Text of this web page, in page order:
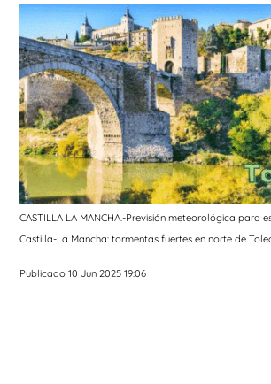
CASTILLA LA MANCHA.-Previsión meteorológica para
Castilla-La Mancha: tormentas fuertes en norte de
Publicado 10 Jun 2025 19:06